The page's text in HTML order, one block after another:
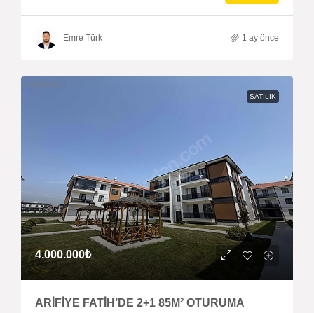
Emre Türk 1 ay önce
SATILIK
4.000.000₺
ARİFİYE FATİH’DE 2+1 85M² OTURUMA